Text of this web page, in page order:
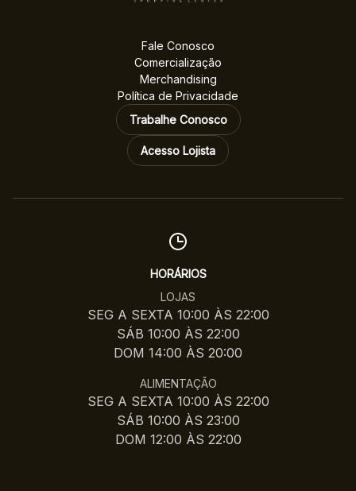
Fale Conosco
Comercialização
Merchandising
Política de Privacidade
Trabalhe Conosco
Acesso Lojista
HORÁRIOS
LOJAS
SEG A SEXTA 10:00 ÀS 22:00
SÁB 10:00 ÀS 22:00
DOM 14:00 ÀS 20:00
ALIMENTAÇÃO
SEG A SEXTA 10:00 ÀS 22:00
SÁB 10:00 ÀS 23:00
DOM 12:00 ÀS 22:00